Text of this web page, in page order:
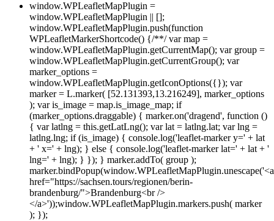
window.WPLeafletMapPlugin =
window.WPLeafletMapPlugin || [];
window.WPLeafletMapPlugin.push(function
WPLeafletMarkerShortcode() {/**/ var map =
window.WPLeafletMapPlugin.getCurrentMap(); var group =
window.WPLeafletMapPlugin.getCurrentGroup(); var
marker_options =
window.WPLeafletMapPlugin.getIconOptions({}); var
marker = L.marker( [52.131393,13.216249], marker_options
); var is_image = map.is_image_map; if
(marker_options.draggable) { marker.on('dragend', function ()
{ var latlng = this.getLatLng(); var lat = latlng.lat; var lng =
latlng.lng; if (is_image) { console.log('leaflet-marker y=' + lat
+ ' x=' + lng); } else { console.log('leaflet-marker lat=' + lat + '
lng=' + lng); } }); } marker.addTo( group );
marker.bindPopup(window.WPLeafletMapPlugin.unescape('<a
href="https://sachsen.tours/regionen/berin-
brandenburg/">Brandenburg<br />
</a>'));window.WPLeafletMapPlugin.markers.push( marker
); });